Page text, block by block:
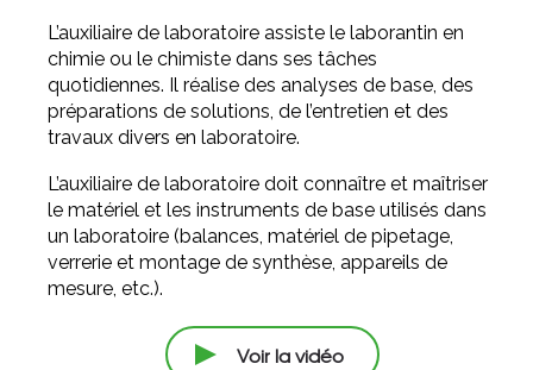
L’auxiliaire de laboratoire assiste le laborantin en
chimie ou le chimiste dans ses tâches
quotidiennes. Il réalise des analyses de base, des
préparations de solutions, de l’entretien et des
travaux divers en laboratoire.
L’auxiliaire de laboratoire doit connaître et maîtriser
le matériel et les instruments de base utilisés dans
un laboratoire (balances, matériel de pipetage,
verrerie et montage de synthèse, appareils de
mesure, etc.).
Voir la vidéo